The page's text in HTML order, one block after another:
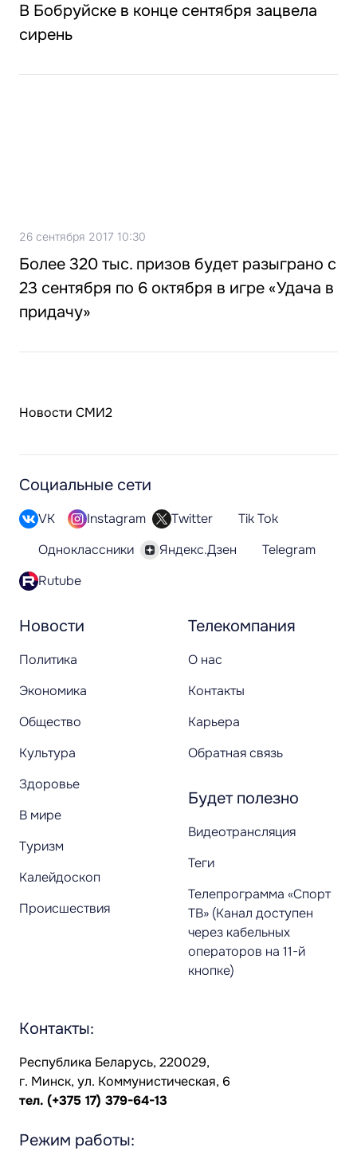
В Бобруйске в конце сентября зацвела
сирень
26 сентября 2017 10:30
Более 320 тыс. призов будет разыграно с
23 сентября по 6 октября в игре «Удача в
придачу»
Новости СМИ2
Новости
Политика
Экономика
Общество
Культура
Здоровье
В мире
Туризм
Калейдоскоп
Происшествия
Телекомпания
О нас
Контакты
Карьера
Обратная связь
Будет полезно
Видеотрансляция
Теги
Телепрограмма «Спорт
ТВ» (Канал доступен
через кабельных
операторов на 11-й
кнопке)
Социальные сети
VK Instagram Twitter
Tik Tok
Одноклассники
Яндекс.Дзен
Telegram
Rutube
Контакты:
Республика Беларусь, 220029,
г. Минск, ул. Коммунистическая, 6
тел. (+375 17) 379-64-13
Режим работы: